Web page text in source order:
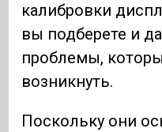
калибровки
вы подберете и
проблемы,
возникнуть.
Поскольку они